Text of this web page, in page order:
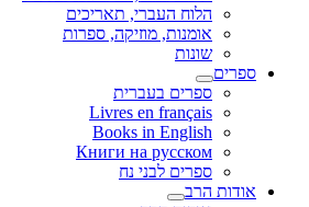
הלוח העברי, תאריכים
אומנות, מוזיקה, ספרות
שונות
ספרים
ספרים בעברית
Livres en français
Books in English
Книги на русском
ספרים לבני נח
אודות הרב